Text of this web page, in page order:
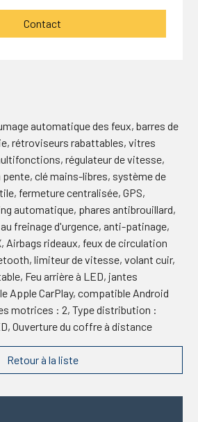
Contact
automatique des feux, barres de
rétroviseurs rabattables, vitres
régulateur de vitesse,
pente, clé mains-libres, système de
fermeture centralisée, GPS,
automatique, phares antibrouillard,
freinage d'urgence, anti-patinage,
Airbags rideaux, feux de circulation
limiteur de vitesse, volant cuir,
Feu arrière à LED, jantes
Apple CarPlay, compatible Android
motrices : 2, Type distribution :
Ouverture du coffre à distance
Retour à la liste